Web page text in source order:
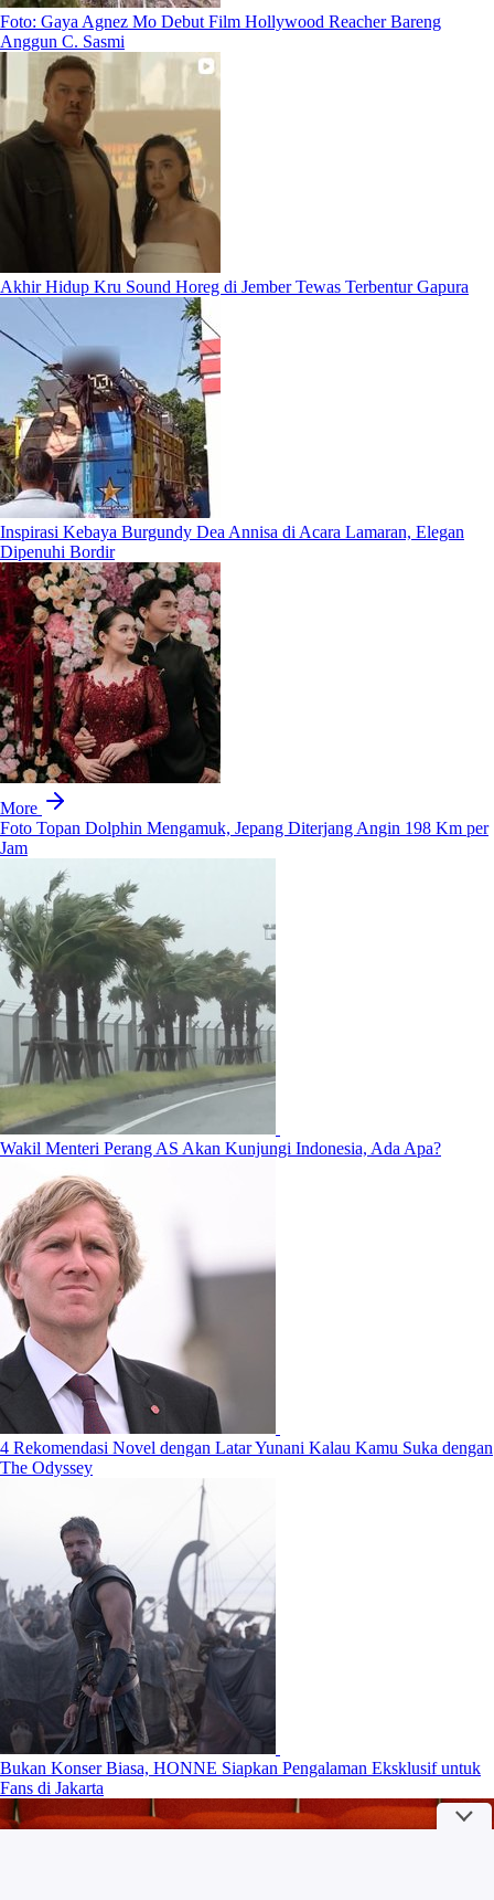
Foto: Gaya Agnez Mo Debut Film Hollywood Reacher Bareng
Anggun C. Sasmi
Akhir Hidup Kru Sound Horeg di Jember Tewas Terbentur Gapura
Inspirasi Kebaya Burgundy Dea Annisa di Acara Lamaran, Elegan
Dipenuhi Bordir
More
Foto Topan Dolphin Mengamuk, Jepang Diterjang Angin 198 Km per
Jam
Wakil Menteri Perang AS Akan Kunjungi Indonesia, Ada Apa?
4 Rekomendasi Novel dengan Latar Yunani Kalau Kamu Suka dengan
The Odyssey
Bukan Konser Biasa, HONNE Siapkan Pengalaman Eksklusif untuk
Fans di Jakarta